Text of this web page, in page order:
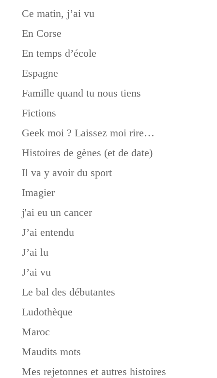
Ce matin, j’ai vu
En Corse
En temps d’école
Espagne
Famille quand tu nous tiens
Fictions
Geek moi ? Laissez moi rire…
Histoires de gènes (et de date)
Il va y avoir du sport
Imagier
j'ai eu un cancer
J’ai entendu
J’ai lu
J’ai vu
Le bal des débutantes
Ludothèque
Maroc
Maudits mots
Mes rejetonnes et autres histoires